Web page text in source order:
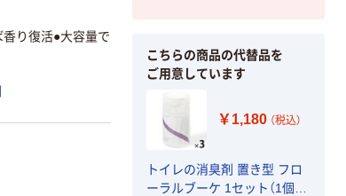
香り復活●大容量で
こちらの商品の代替品を
ご用意しています
￥1,180 （税込）
トイレの消臭剤 置き型 フロ
ーラルブーケ 1セット（1個